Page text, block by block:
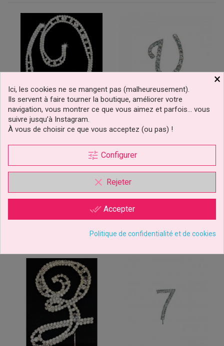
Lettre Q En Diamant Et
Cristal Pour Gâteaux
Prix
9,90 €
Ajouter au panier
Strass Pour Gâteaux
Prix
5,90 €
×
Ici, les cookies ne se mangent pas (malheureusement).
Ils servent à faire tourner la boutique, améliorer votre
navigation, vous montrer ce que vous aimez et parfois… vous
suivre jusqu’à Instagram.
À vous de choisir ce que vous acceptez (ou pas) !
tune Configurer
clear Rejeter
done_all Accepter
Politique de confidentialité et de cookies